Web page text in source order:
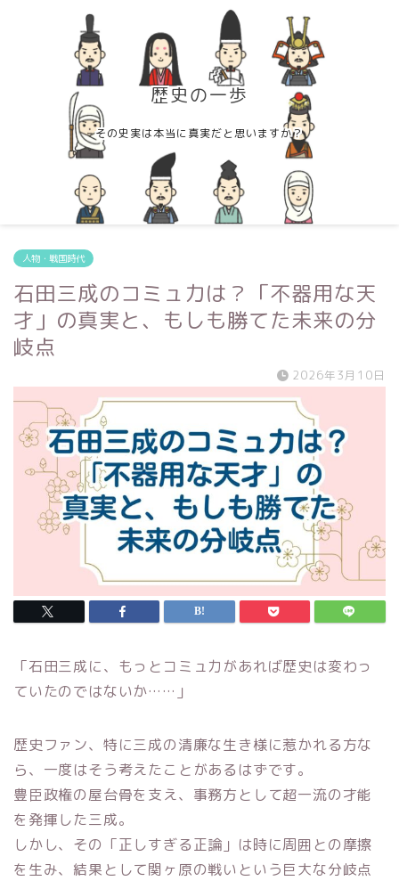
歴史の一歩
その史実は本当に真実だと思いますか？
人物・戦国時代
石田三成のコミュ力は？「不器用な天
才」の真実と、もしも勝てた未来の分
岐点
2026年3月10日
「石田三成に、もっとコミュ力があれば歴史は変わっ
ていたのではないか……」
歴史ファン、特に三成の清廉な生き様に惹かれる方な
ら、一度はそう考えたことがあるはずです。
豊臣政権の屋台骨を支え、事務方として超一流の才能
を発揮した三成。
しかし、その「正しすぎる正論」は時に周囲との摩擦
を生み、結果として関ヶ原の戦いという巨大な分岐点